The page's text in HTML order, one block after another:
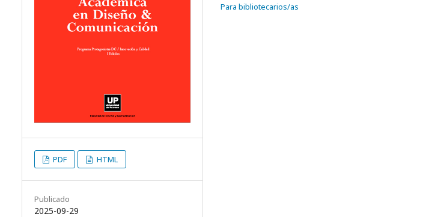
PDF HTML
Publicado
2025-09-29
Para bibliotecarios/as